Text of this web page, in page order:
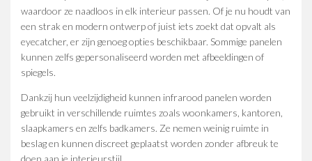
waardoor ze naadloos in elk interieur passen. Of je nu houdt van
een strak en modern ontwerp of juist iets zoekt dat opvalt als
eyecatcher, er zijn genoeg opties beschikbaar. Sommige panelen
kunnen zelfs gepersonaliseerd worden met afbeeldingen of
spiegels.
Dankzij hun veelzijdigheid kunnen infrarood panelen worden
gebruikt in verschillende ruimtes zoals woonkamers, kantoren,
slaapkamers en zelfs badkamers. Ze nemen weinig ruimte in
beslag en kunnen discreet geplaatst worden zonder afbreuk te
doen aan je interieurstijl.